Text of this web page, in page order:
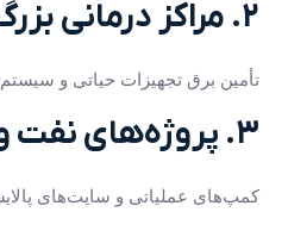
۲. مراکز درمانی بزرگ
تأمین برق تجهیزات حیاتی و
۳. پروژه‌های نفت و گاز
کمپ‌های عملیاتی و سایت‌های